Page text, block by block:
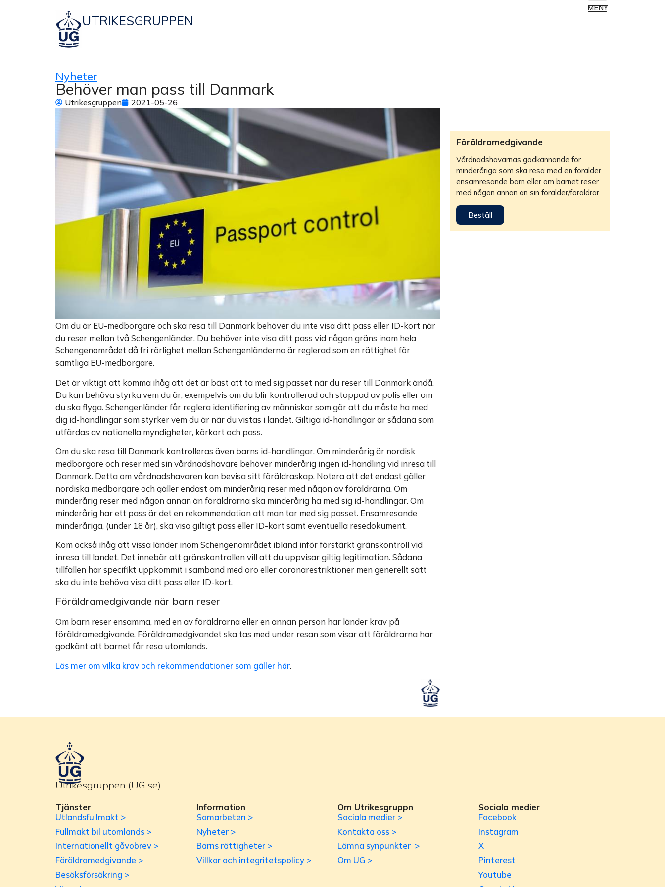
UTRIKESGRUPPEN
MENY
Nyheter
Behöver man pass till Danmark
Utrikesgruppen 2021-05-26
Om du är EU-medborgare och ska resa till Danmark behöver du inte visa ditt pass eller ID-kort när
du reser mellan två Schengenländer. Du behöver inte visa ditt pass vid någon gräns inom hela
Schengenområdet då fri rörlighet mellan Schengenländerna är reglerad som en rättighet för
samtliga EU-medborgare.
Det är viktigt att komma ihåg att det är bäst att ta med sig passet när du reser till Danmark ändå.
Du kan behöva styrka vem du är, exempelvis om du blir kontrollerad och stoppad av polis eller om
du ska flyga. Schengenländer får reglera identifiering av människor som gör att du måste ha med
dig id-handlingar som styrker vem du är när du vistas i landet. Giltiga id-handlingar är sådana som
utfärdas av nationella myndigheter, körkort och pass.
Om du ska resa till Danmark kontrolleras även barns id-handlingar. Om minderårig är nordisk
medborgare och reser med sin vårdnadshavare behöver minderårig ingen id-handling vid inresa till
Danmark. Detta om vårdnadshavaren kan bevisa sitt föräldraskap. Notera att det endast gäller
nordiska medborgare och gäller endast om minderårig reser med någon av föräldrarna. Om
minderårig reser med någon annan än föräldrarna ska minderårig ha med sig id-handlingar. Om
minderårig har ett pass är det en rekommendation att man tar med sig passet. Ensamresande
minderåriga, (under 18 år), ska visa giltigt pass eller ID-kort samt eventuella resedokument.
Kom också ihåg att vissa länder inom Schengenområdet ibland inför förstärkt gränskontroll vid
inresa till landet. Det innebär att gränskontrollen vill att du uppvisar giltig legitimation. Sådana
tillfällen har specifikt uppkommit i samband med oro eller coronarestriktioner men generellt sätt
ska du inte behöva visa ditt pass eller ID-kort.
Föräldramedgivande när barn reser
Om barn reser ensamma, med en av föräldrarna eller en annan person har länder krav på
föräldramedgivande. Föräldramedgivandet ska tas med under resan som visar att föräldrarna har
godkänt att barnet får resa utomlands.
Läs mer om vilka krav och rekommendationer som gäller här.
Föräldramedgivande
Vårdnadshavarnas godkännande för
minderåriga som ska resa med en förälder,
ensamresande barn eller om barnet reser
med någon annan än sin förälder/föräldrar.
Beställ
Utrikesgruppen (UG.se)
Tjänster
Utlandsfullmakt >
Fullmakt bil utomlands >
Internationellt gåvobrev >
Föräldramedgivande >
Besöksförsäkring >
Information
Samarbeten >
Nyheter >
Barns rättigheter >
Villkor och integritetspolicy >
Om Utrikesgruppn
Sociala medier >
Kontakta oss >
Lämna synpunkter >
Om UG >
Sociala medier
Facebook
Instagram
X
Pinterest
Youtube